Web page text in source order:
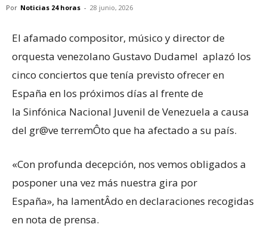
Por Noticias 24 horas - 28 junio, 2026
El afamado compositor, músico y director de
orquesta venezolano Gustavo Dudamel aplazó los
cinco conciertos que tenía previsto ofrecer en
España en los próximos días al frente de
la Sinfónica Nacional Juvenil de Venezuela a causa
del gr@ve terremÔto que ha afectado a su país.
«Con profunda decepción, nos vemos obligados a
posponer una vez más nuestra gira por
España», ha lamentÂdo en declaraciones recogidas
en nota de prensa.